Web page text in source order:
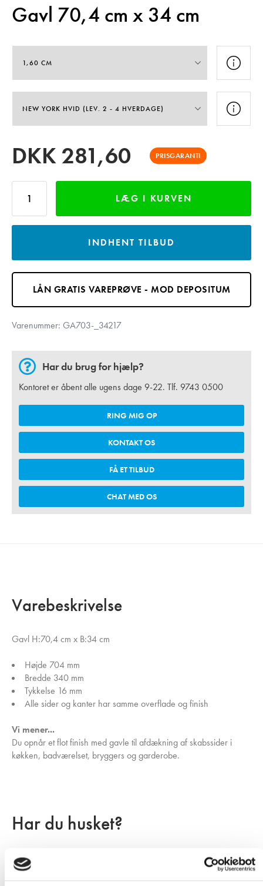
Gavl 70,4 cm x 34 cm
DKK 281,60 PRISGARANTI
LÆG I KURVEN
INDHENT TILBUD
LÅN GRATIS VAREPRØVE - MOD DEPOSITUM
Varenummer: GA703-_34217
Har du brug for hjælp?
Kontoret er åbent alle ugens dage 9-22. Tlf. 9743 0500
RING MIG OP
KONTAKT OS
FÅ ET TILBUD
CHAT MED OS
Varebeskrivelse
Gavl H:70,4 cm x B:34 cm
Højde 704 mm
Bredde 340 mm
Tykkelse 16 mm
Alle sider og kanter har samme overflade og finish
Vi mener...
Du opnår et flot finish med gavle til afdækning af skabssider i
køkken, badværelset, bryggers og garderobe.
Har du husket?